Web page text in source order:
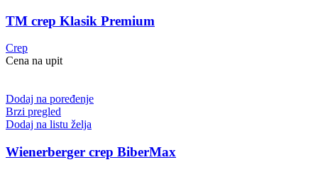
TM crep Klasik Premium
Crep
Cena na upit
Dodaj na poređenje
Brzi pregled
Dodaj na listu želja
Wienerberger crep BiberMax